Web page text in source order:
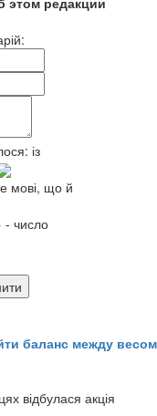
із
мові, що й
- число
баланс между весом
відбулася акція